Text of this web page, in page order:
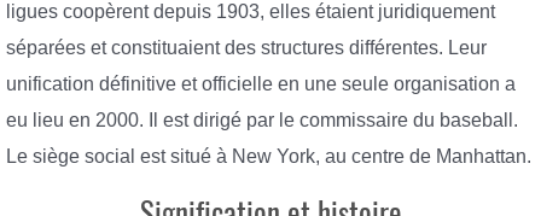
ligues coopèrent depuis 1903, elles étaient juridiquement
séparées et constituaient des structures différentes. Leur
unification définitive et officielle en une seule organisation a
eu lieu en 2000. Il est dirigé par le commissaire du baseball.
Le siège social est situé à New York, au centre de Manhattan.